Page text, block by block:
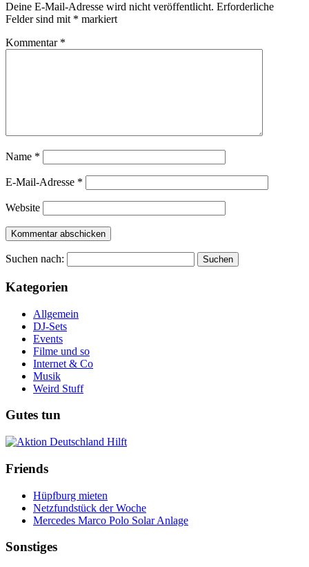
Deine E-Mail-Adresse wird nicht veröffentlicht. Erforderliche
Felder sind mit * markiert
Kommentar *
Name *
E-Mail-Adresse *
Website
Suchen nach:
Kategorien
Allgemein
DJ-Sets
Events
Filme und so
Internet & Co
Musik
Weird Stuff
Gutes tun
Friends
Hüpfburg mieten
Netzfundstück der Woche
Mercedes Marco Polo Solar Anlage
Sonstiges